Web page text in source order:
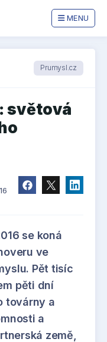
MENU
Prumysl.cz
světová
se koná
ve
Pět tisíc
pěti dní
továrny a
a
země,